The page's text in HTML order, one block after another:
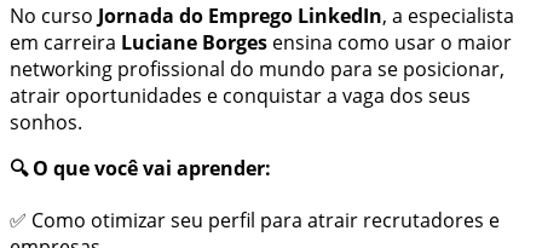
No curso Jornada do Emprego LinkedIn, a especialista
em carreira Luciane Borges ensina como usar o maior
networking profissional do mundo para se posicionar,
atrair oportunidades e conquistar a vaga dos seus
sonhos.
🔍 O que você vai aprender:
✅ Como otimizar seu perfil para atrair recrutadores e